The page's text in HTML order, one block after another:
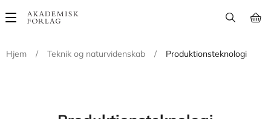
Main
Hjem
/ Teknik og naturvidenskab / Produktionsteknologi